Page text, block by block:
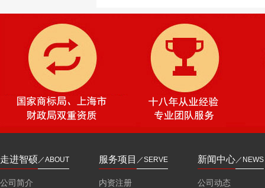
走进智硕 ／ABOUT
公司简介
服务项目 ／SERVE
内资注册
新闻中心／NEWS
公司动态